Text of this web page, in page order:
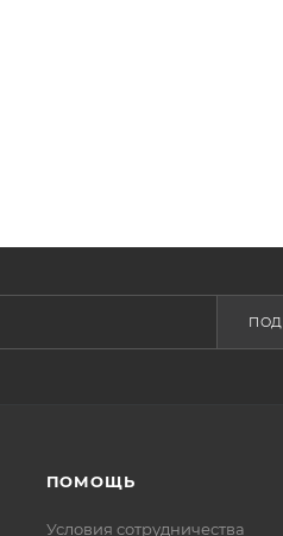
ПОМОЩЬ
Условия сотрудничества